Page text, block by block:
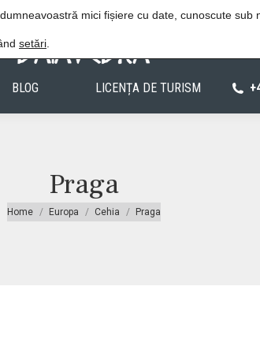
Procedura de rezervare Politica de
BLOG LICENȚA DE TURISM
Praga
You are here:
Home Europa Cehia Praga
mici fișiere cu date, cunoscute sub
setări